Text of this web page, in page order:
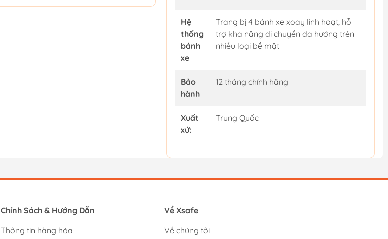
Hệ
thống
bánh
xe
Trang bị 4 bánh xe xoay linh hoạt, hỗ
trợ khả năng di chuyển đa hướng trên
nhiều loại bề mặt
Bảo
hành
12 tháng chính hãng
Xuất
xứ:
Trung Quốc
Chính Sách & Hướng Dẫn
Thông tin hàng hóa
Về Xsafe
Về chúng tôi